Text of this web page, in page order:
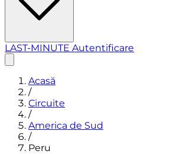
LAST-MINUTE Autentificare
Acasă
/
Circuite
/
America de Sud
/
Peru